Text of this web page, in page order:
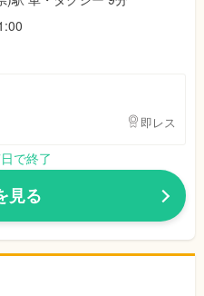
即レス
で終了
見る